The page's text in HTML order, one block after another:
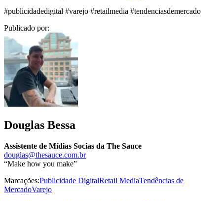
#publicidadedigital #varejo #retailmedia #tendenciasdemercado
Publicado por:
Douglas Bessa
Assistente de Mídias Socias da The Sauce
douglas@thesauce.com.br
“Make how you make”
Marcações:Publicidade DigitalRetail MediaTendências de
MercadoVarejo